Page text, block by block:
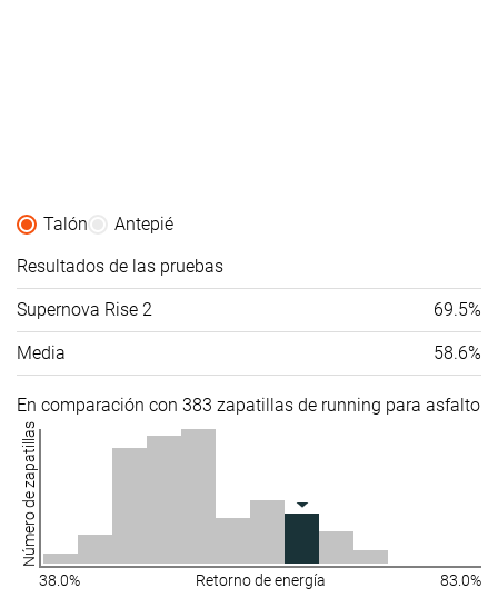
Talón
Antepié
Resultados de las pruebas
Supernova Rise 2 69.5%
Media 58.6%
En comparación con 383 zapatillas de running para asfalto
Número de zapatillas
38.0% Retorno de energía 83.0%